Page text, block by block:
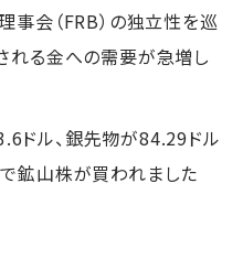
事会（FRB）の独立性を巡
れる金への需要が急増し
ドル、銀先物が84.29ドル
鉱山株が買われました